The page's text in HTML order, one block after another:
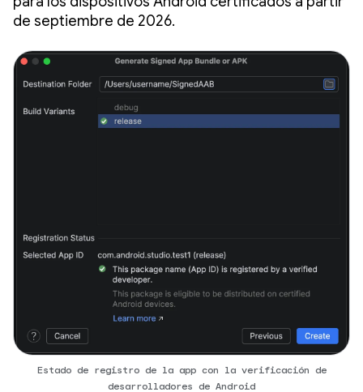
de septiembre de 2026.
Estado de registro de la app con la verificación de
desarrolladores de Android